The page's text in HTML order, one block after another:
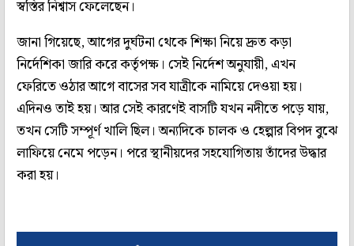
স্বস্তির নিশ্বাস ফেলেছেন।
জানা গিয়েছে, আগের দুর্ঘটনা থেকে শিক্ষা নিয়ে দ্রুত কড়া
নির্দেশিকা জারি করে কর্তৃপক্ষ। সেই নির্দেশ অনুযায়ী, এখন
ফেরিতে ওঠার আগে বাসের সব যাত্রীকে নামিয়ে দেওয়া হয়।
এদিনও তাই হয়। আর সেই কারণেই বাসটি যখন নদীতে পড়ে যায়,
তখন সেটি সম্পূর্ণ খালি ছিল। অন্যদিকে চালক ও হেল্পার বিপদ বুঝে
লাফিয়ে নেমে পড়েন। পরে স্থানীয়দের সহযোগিতায় তাঁদের উদ্ধার
করা হয়।